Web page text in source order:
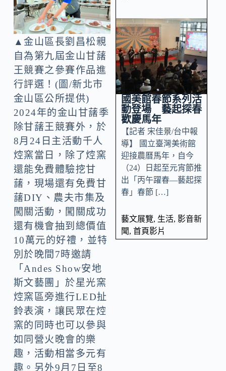
▲金山區長劉昌松親
自為第九屆金山甘藷
王競賽之參賽作品進
行評選！(圖/新北市
金山區公所提供)
2024年的金山甘藷季
除甘藷王競賽外，於
8月24日主活動千人
焢窯當日，除了焢窯
還能免費體驗挖甘
藷，現場還有免費甘
藷DIY、農夫市集及
闖關活動，闖關成功
還有機會抽到總價值
10萬元的好禮，並特
別於晚間7時邀請
「Andes Show安地
斯文藝團」於星光窯
焢窯區旁進行LED扯
鈴表演，讓民眾在焢
窯的同時也可以參與
如同營火晚會的樂
趣，活動相當多元有
趣。另外9月7日至8
國美館春節系列活
動登場 藝起探春
歡慶馬年
【記者 宋佳景/台中報
導】 國立臺灣美術館
迎接農曆馬年，自今
（24）日起至元宵節推
出「丙午躍春—藝起探
春」春節 […]
藝文展覽, 生活, 影音新
聞, 首頁影片